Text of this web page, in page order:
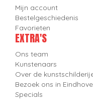
Mijn account
Bestelgeschiedenis
Favorieten
EXTRA'S
Ons team
Kunstenaars
Over de
Bezoek ons in
Specials